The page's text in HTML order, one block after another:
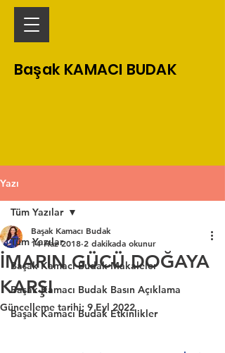
Başak KAMACI BUDAK
Yazı
Tüm Yazılar
Başak Kamacı Budak Makaleler
Başak Kamacı Budak Basın Açıklama
Başak Kamacı Budak Etkinlikler
Tüm Yazılar
İMARIN GÜCÜ DOĞAYA
KARŞI
Başak Kamacı Budak
14 Haz 2018 2 dakikada okunur
Güncelleme tarihi: 9 Eyl 2022